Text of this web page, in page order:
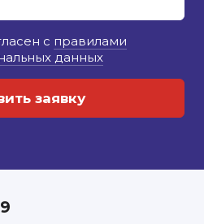
с правилами
данных